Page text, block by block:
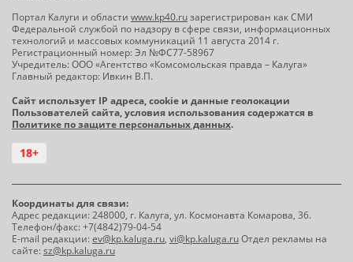
Портал Калуги и области www.kp40.ruзарегистрирован как СМИ
Федеральной службой по надзору в сфере связи, информационных
технологий и массовых коммуникаций 11 августа 2014 г.
Регистрационный номер: Эл №ФС77-58967
Учредитель: ООО «Агентство «Комсомольская правда – Калуга»
Главный редактор: Ивкин В.П.
Сайт использует IP адреса, cookie и данные геолокации
Пользователей сайта, условия использования содержатся в
Политике по защите персональных данных.
18+
Координаты для связи:
Адрес редакции: 248000, г. Калуга, ул. Космонавта Комарова, 36.
Телефон/факс: +7(4842)79-04-54
E-mail редакции:ev@kp.kaluga.ru, vi@kp.kaluga.ruОтдел рекламы на
сайте:sz@kp.kaluga.ru